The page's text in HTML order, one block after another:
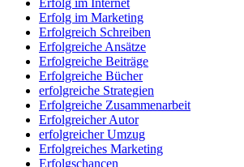
Erfolg im Internet
Erfolg im Marketing
Erfolgreich Schreiben
Erfolgreiche Ansätze
Erfolgreiche Beiträge
Erfolgreiche Bücher
erfolgreiche Strategien
Erfolgreiche Zusammenarbeit
Erfolgreicher Autor
erfolgreicher Umzug
Erfolgreiches Marketing
Erfolgschancen